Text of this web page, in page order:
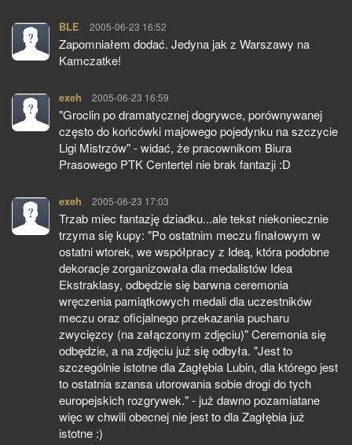
BLE pisze:
2005-06-23 16:52
Zapomniałem dodać. Jedyna jak z Warszawy na
Kamczatke!
exeh pisze:
2005-06-23 16:59
"Groclin po dramatycznej dogrywce, porównywanej
często do końcówki majowego pojedynku na szczycie
Ligi Mistrzów" - widać, że pracownikom Biura
Prasowego PTK Centertel nie brak fantazji :D
exeh pisze:
2005-06-23 17:03
Trzab miec fantazję dziadku...ale tekst niekoniecznie
trzyma się kupy: "Po ostatnim meczu finałowym w
ostatni wtorek, we współpracy z Ideą, która podobne
dekoracje zorganizowała dla medalistów Idea
Ekstraklasy, odbędzie się barwna ceremonia
wręczenia pamiątkowych medali dla uczestników
meczu oraz oficjalnego przekazania pucharu
zwycięzcy (na załączonym zdjęciu)" Ceremonia się
odbędzie, a na zdjęciu już się odbyła. "Jest to
szczególnie istotne dla Zagłębia Lubin, dla którego jest
to ostatnia szansa utorowania sobie drogi do tych
europejskich rozgrywek." - już dawno pozamiatane
więc w chwili obecnej nie jest to dla Zagłębia już
istotne :)